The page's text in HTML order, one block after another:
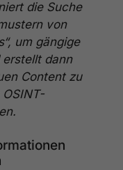
die Suche
von
um gängige
erstellt dann
Content zu